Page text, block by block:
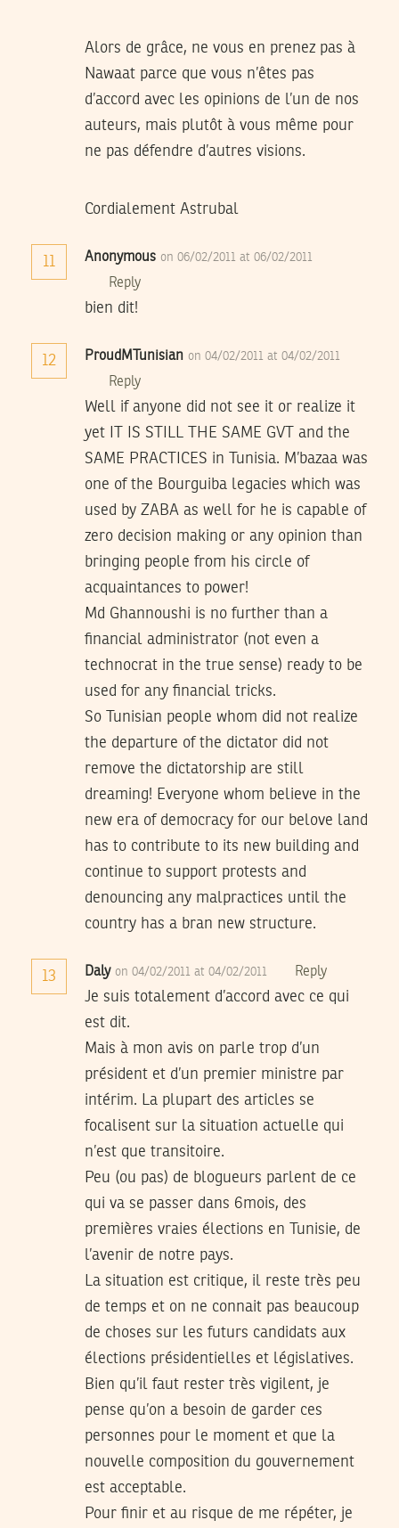
Alors de grâce, ne vous en prenez pas à
Nawaat parce que vous n’êtes pas
d’accord avec les opinions de l’un de nos
auteurs, mais plutôt à vous même pour
ne pas défendre d’autres visions.
Cordialement Astrubal
11 Anonymous on 06/02/2011 at 06/02/2011
Reply
bien dit!
12 ProudMTunisian on 04/02/2011 at 04/02/2011
Reply
Well if anyone did not see it or realize it
yet IT IS STILL THE SAME GVT and the
SAME PRACTICES in Tunisia. M’bazaa was
one of the Bourguiba legacies which was
used by ZABA as well for he is capable of
zero decision making or any opinion than
bringing people from his circle of
acquaintances to power!
Md Ghannoushi is no further than a
financial administrator (not even a
technocrat in the true sense) ready to be
used for any financial tricks.
So Tunisian people whom did not realize
the departure of the dictator did not
remove the dictatorship are still
dreaming! Everyone whom believe in the
new era of democracy for our belove land
has to contribute to its new building and
continue to support protests and
denouncing any malpractices until the
country has a bran new structure.
13 Daly on 04/02/2011 at 04/02/2011 Reply
Je suis totalement d’accord avec ce qui
est dit.
Mais à mon avis on parle trop d’un
président et d’un premier ministre par
intérim. La plupart des articles se
focalisent sur la situation actuelle qui
n’est que transitoire.
Peu (ou pas) de blogueurs parlent de ce
qui va se passer dans 6mois, des
premières vraies élections en Tunisie, de
l’avenir de notre pays.
La situation est critique, il reste très peu
de temps et on ne connait pas beaucoup
de choses sur les futurs candidats aux
élections présidentielles et législatives.
Bien qu’il faut rester très vigilent, je
pense qu’on a besoin de garder ces
personnes pour le moment et que la
nouvelle composition du gouvernement
est acceptable.
Pour finir et au risque de me répéter, je